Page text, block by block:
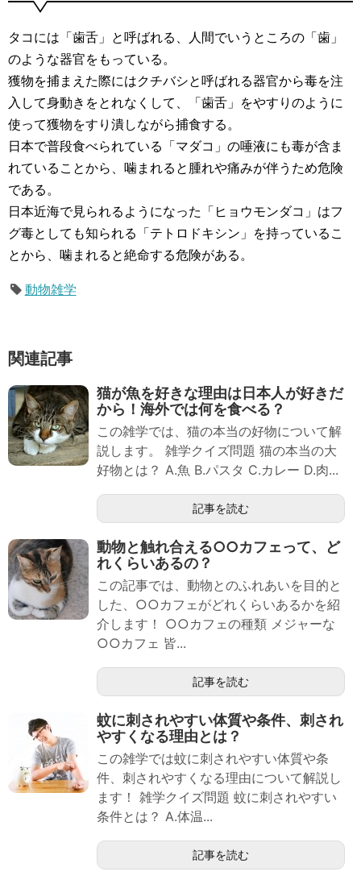
タコには「歯舌」と呼ばれる、人間でいうところの「歯」
のような器官をもっている。
獲物を捕まえた際にはクチバシと呼ばれる器官から毒を注
入して身動きをとれなくして、「歯舌」をやすりのように
使って獲物をすり潰しながら捕食する。
日本で普段食べられている「マダコ」の唾液にも毒が含ま
れていることから、噛まれると腫れや痛みが伴うため危険
である。
日本近海で見られるようになった「ヒョウモンダコ」はフ
グ毒としても知られる「テトロドキシン」を持っているこ
とから、噛まれると絶命する危険がある。
動物雑学
関連記事
猫が魚を好きな理由は日本人が好きだ
から！海外では何を食べる？
この雑学では、猫の本当の好物について解
説します。 雑学クイズ問題 猫の本当の大
好物とは？ A.魚 B.パスタ C.カレー D.肉...
記事を読む
動物と触れ合える○○カフェって、ど
れくらいあるの？
この記事では、動物とのふれあいを目的と
した、○○カフェがどれくらいあるかを紹
介します！ ○○カフェの種類 メジャーな
○○カフェ 皆...
記事を読む
蚊に刺されやすい体質や条件、刺され
やすくなる理由とは？
この雑学では蚊に刺されやすい体質や条
件、刺されやすくなる理由について解説し
ます！ 雑学クイズ問題 蚊に刺されやすい
条件とは？ A.体温...
記事を読む